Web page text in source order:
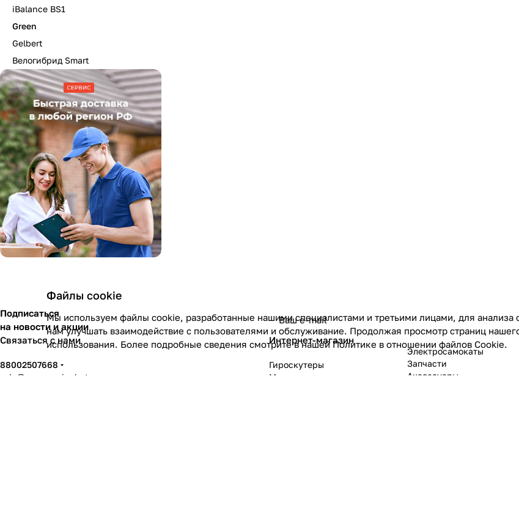
iBalance BS1
Green
Gelbert
Велогибрид Smart
Подписаться
на новости и акции
политикой конфиденциальности
Связаться с нами
88002507668
sale@segwayninebot.ru
Интернет-магазин
Гироскутеры
Моноколеса
Электросамокаты
Запчасти
Аксессуары
Файлы cookie
Мы используем файлы cookie, разработанные нашими специалистами и третьими лицами, для анализа
нам улучшать взаимодействие с пользователями и обслуживание. Продолжая просмотр страниц
использования. Более подробные сведения смотрите в нашей Политике в отношении файлов Cookie.